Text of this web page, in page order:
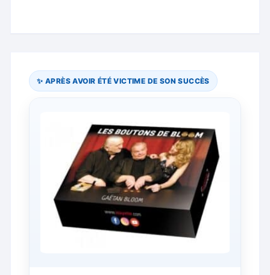
être
choisies
page
du
produit
✨ APRÈS AVOIR ÉTÉ VICTIME DE SON SUCCÈS